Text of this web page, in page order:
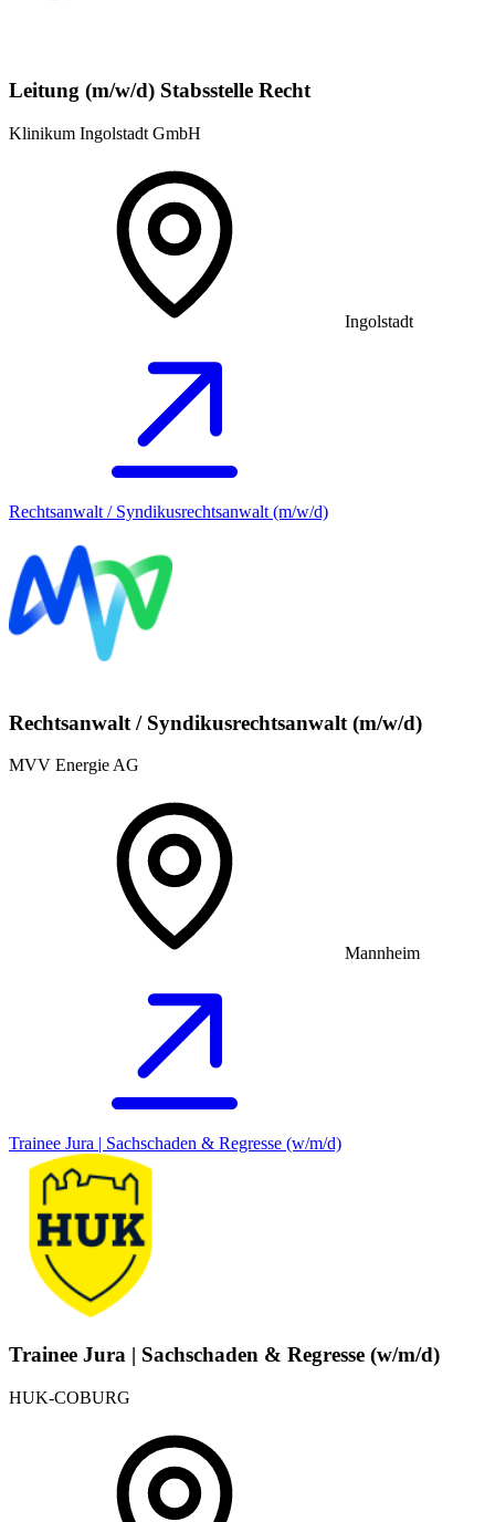
Leitung (m/w/d) Stabsstelle Recht
Klinikum Ingolstadt GmbH
Ingolstadt
Rechtsanwalt / Syndikusrechtsanwalt (m/w/d)
Rechtsanwalt / Syndikusrechtsanwalt (m/w/d)
MVV Energie AG
Mannheim
Trainee Jura | Sachschaden & Regresse (w/m/d)
Trainee Jura | Sachschaden & Regresse (w/m/d)
HUK-COBURG